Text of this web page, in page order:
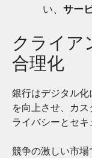
い、 サー
クライア
合理化
銀行はデジタル
を向上させ、カ
ライバシーとセキ
競争の激しい市場